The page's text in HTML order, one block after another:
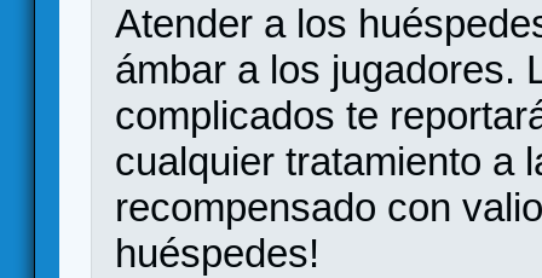
Atender a los
ámbar a los jugadores.
complicados te
cualquier tratamiento a
recompensado con
huéspedes!